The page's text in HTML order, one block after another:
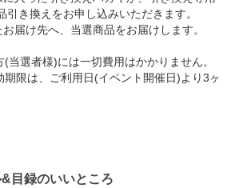
引き換えをお申し込みいただきます。
届け先へ、当選商品をお届けします。
選者様)には一切費用はかかりません。
限は、ご利用日(イベント開催日)より3ヶ
目録のいいところ